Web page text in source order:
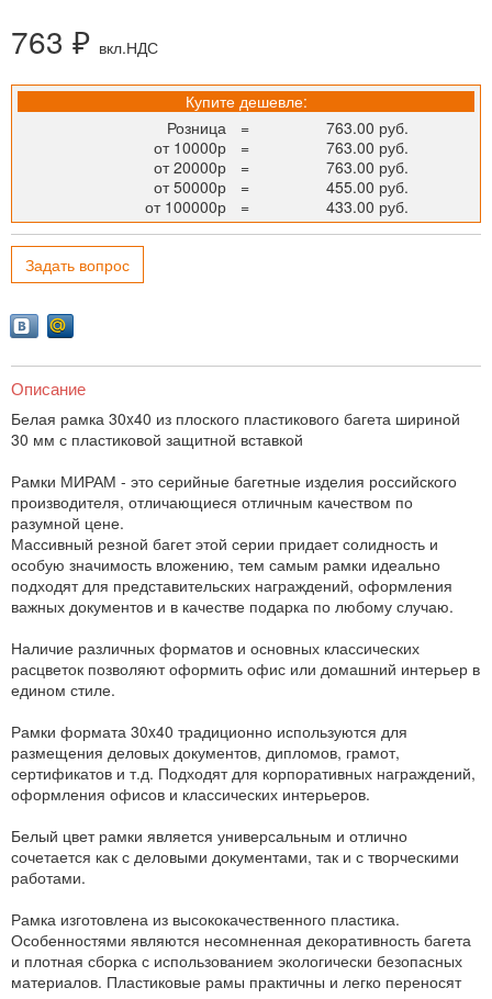
763 ₽ вкл.НДС
Купите дешевле:
Розница
=
763.00 руб.
от 10000р
=
763.00 руб.
от 20000р
=
763.00 руб.
от 50000р
=
455.00 руб.
от 100000р
= 433.00 руб.
Задать вопрос
Описание
Белая рамка 30x40 из плоского пластикового багета шириной
30 мм с пластиковой защитной вставкой
Рамки МИРАМ - это серийные багетные изделия российского
производителя, отличающиеся отличным качеством по
разумной цене.
Массивный резной багет этой серии придает солидность и
особую значимость вложению, тем самым рамки идеально
подходят для представительских награждений, оформления
важных документов и в качестве подарка по любому случаю.
Наличие различных форматов и основных классических
расцветок позволяют оформить офис или домашний интерьер в
едином стиле.
Рамки формата 30x40 традиционно используются для
размещения деловых документов, дипломов, грамот,
сертификатов и т.д. Подходят для корпоративных награждений,
оформления офисов и классических интерьеров.
Белый цвет рамки является универсальным и отлично
сочетается как с деловыми документами, так и с творческими
работами.
Рамка изготовлена из высококачественного пластика.
Особенностями являются несомненная декоративность багета
и плотная сборка с использованием экологически безопасных
материалов. Пластиковые рамы практичны и легко переносят